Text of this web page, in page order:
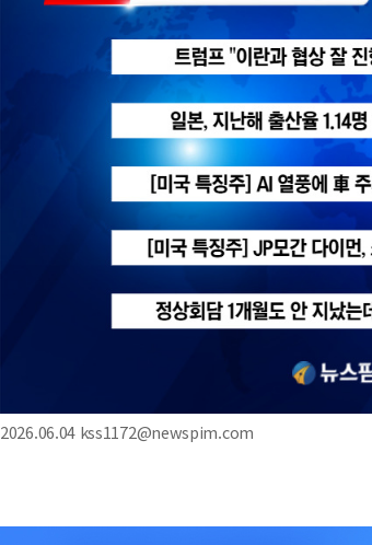
2026.06.04 kss1172@newspim.com